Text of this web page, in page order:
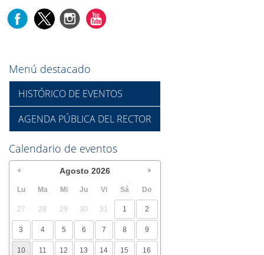
Menú destacado
HISTÓRICO DE EVENTOS
AGENDA PÚBLICA DEL RECTOR
Calendario de eventos
Agosto 2026
Lu Ma Mi Ju Vi Sá Do
27 28 29 30 31 1 2
3 4 5 6 7 8 9
10 11 12 13 14 15 16